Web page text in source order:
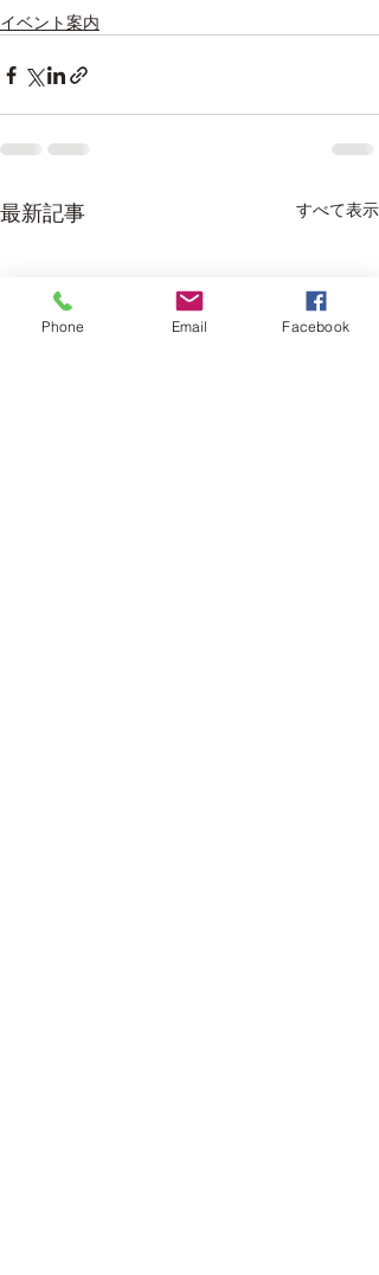
イベント案内
最新記事 すべて表示
Phone Email Facebook